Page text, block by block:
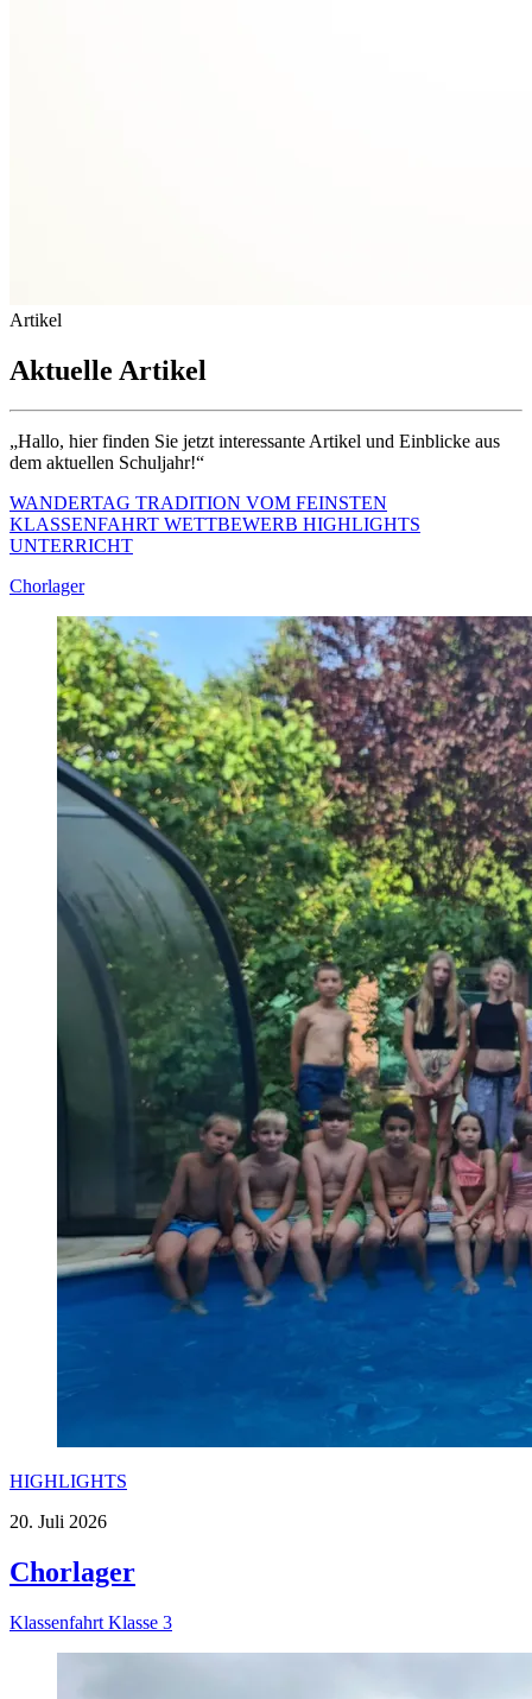
Artikel
Aktuelle Artikel
„Hallo, hier finden Sie jetzt interessante Artikel und Einblicke aus
dem aktuellen Schuljahr!“
WANDERTAG TRADITION VOM FEINSTEN
KLASSENFAHRT WETTBEWERB HIGHLIGHTS
UNTERRICHT
Chorlager
HIGHLIGHTS
20. Juli 2026
Chorlager
Klassenfahrt Klasse 3